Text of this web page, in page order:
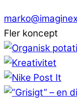
Fler koncept